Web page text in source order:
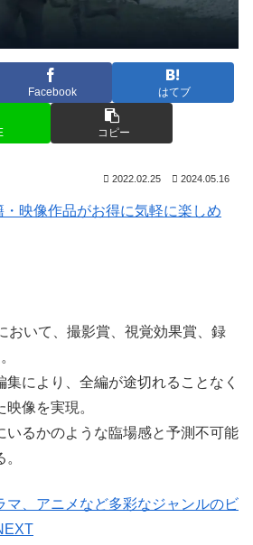
Facebook はてブ
コピー
2022.02.25 2024.05.16
映像作品がお得に気軽に楽しめ
おいて、撮影賞、視覚効果賞、録
により、全編が途切れることなく
像を実現。
いるかのような臨場感と予測不可能
マ、アニメなど多彩なジャンルのビ